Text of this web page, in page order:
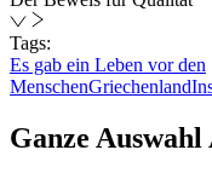
Tags:
Es gab ein Leben vor den
MenschenGriechenland
Ganze Auswahl